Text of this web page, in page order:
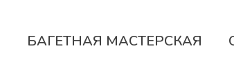
БАГЕТНАЯ МАСТЕРСКАЯ